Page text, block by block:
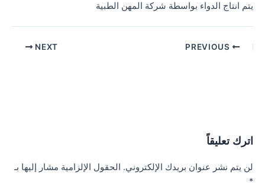
يتم انتاج الدواء بواسطة شركة المهن الطبية
Post
NEXT
اترك تعليقاً
لن يتم نشر عنوان بريدك الإلكتروني. الحقول الإلزامية مشار إليها بـ
*